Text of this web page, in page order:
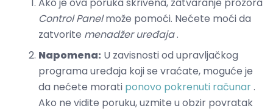
Control Panelmože pomoći. Nećete moći da
zatvorite menadžer uređaja.
Napomena: U zavisnosti od upravljačkog
programa uređaja koji se vraćate, moguće je
da nećete morati ponovo pokrenuti računar.
Ako ne vidite poruku, uzmite u obzir povratak